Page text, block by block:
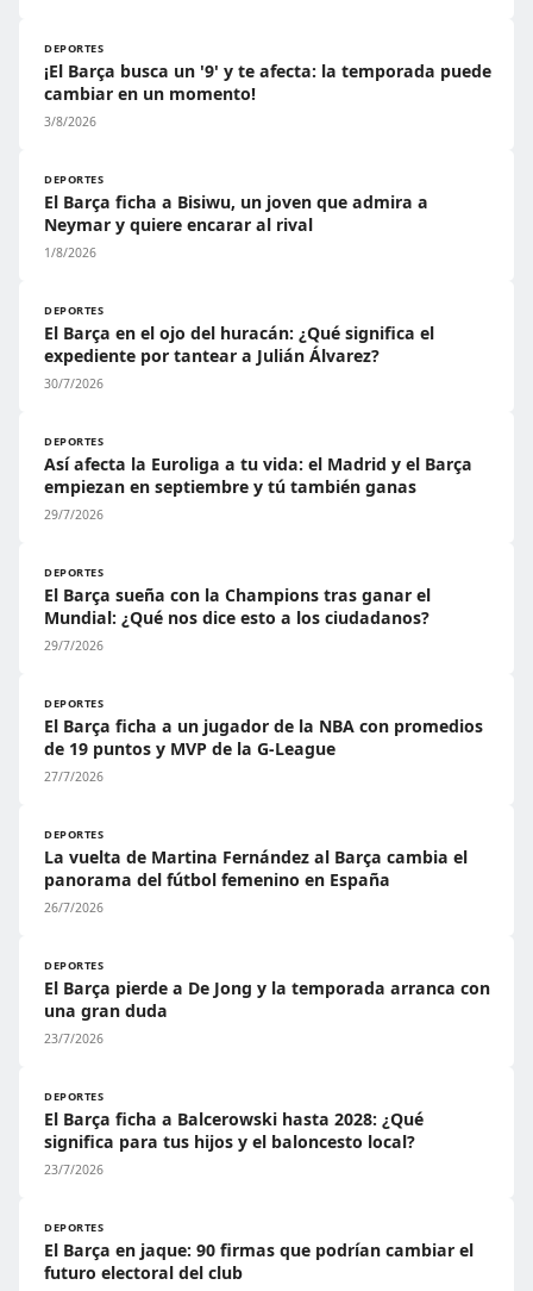
DEPORTES
¡El Barça busca un '9' y te afecta: la temporada puede
cambiar en un momento!
3/8/2026
DEPORTES
El Barça ficha a Bisiwu, un joven que admira a
Neymar y quiere encarar al rival
1/8/2026
DEPORTES
El Barça en el ojo del huracán: ¿Qué significa el
expediente por tantear a Julián Álvarez?
30/7/2026
DEPORTES
Así afecta la Euroliga a tu vida: el Madrid y el Barça
empiezan en septiembre y tú también ganas
29/7/2026
DEPORTES
El Barça sueña con la Champions tras ganar el
Mundial: ¿Qué nos dice esto a los ciudadanos?
29/7/2026
DEPORTES
El Barça ficha a un jugador de la NBA con promedios
de 19 puntos y MVP de la G-League
27/7/2026
DEPORTES
La vuelta de Martina Fernández al Barça cambia el
panorama del fútbol femenino en España
26/7/2026
DEPORTES
El Barça pierde a De Jong y la temporada arranca con
una gran duda
23/7/2026
DEPORTES
El Barça ficha a Balcerowski hasta 2028: ¿Qué
significa para tus hijos y el baloncesto local?
23/7/2026
DEPORTES
El Barça en jaque: 90 firmas que podrían cambiar el
futuro electoral del club